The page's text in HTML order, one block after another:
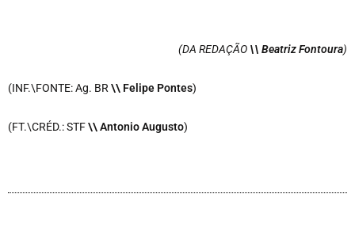
(DA REDAÇÃO \\ Beatriz Fontoura)
(INF.\FONTE: Ag. BR\\ Felipe Pontes)
(FT.\CRÉD.: STF\\ Antonio Augusto)